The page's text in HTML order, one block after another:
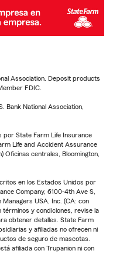
Association. Deposit products
FDIC.
Bank National Association,
por State Farm Life Insurance
Life and Accident Assurance
Oficinas centrales, Bloomington,
en los Estados Unidos por
Company, 6100-4th Ave S,
USA, Inc. (CA: con
términos y condiciones, revise la
obtener detalles. State Farm
y afiliadas no ofrecen ni
de seguro de mascotas.
afiliada con Trupanion ni con